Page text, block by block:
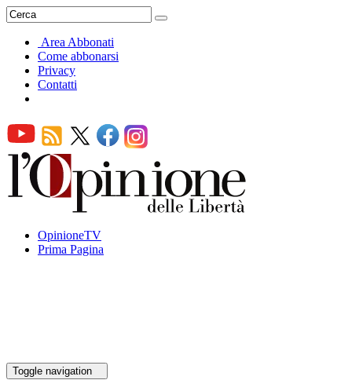
Area Abbonati
Come abbonarsi
Privacy
Contatti
OpinioneTV
Prima Pagina
Toggle navigation